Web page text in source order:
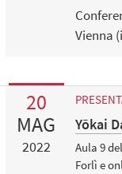
Vienna
20
MAG
2022
Yōkai
Aula 9
Forlì e